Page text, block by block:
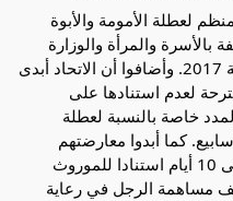
لعطلة الأمومة والأبوة
والمرأة والوزارة
المكلفة بالشؤون الاجتماعية منذ سنة 2017. وأضافوا أن الاتحاد أبدى
لعدم استنادها على
خاصة بالنسبة لعطلة
والتي تتراوح حاليا بين 4 و8 أسابيع. كما أبدوا معارضتهم
للترفيع في عطلة الأبوة من يومين إلى 10 أيام استنادا للموروث
مساهمة الرجل في رعاية